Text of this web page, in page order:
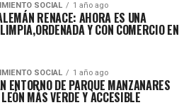
SOCIAL 1 año ago
RENACE: AHORA ES UNA
Y CON COMERCIO EN
SOCIAL 1 año ago
ENTORNO DE PARQUE MANZANARES
MÁS VERDE Y ACCESIBLE